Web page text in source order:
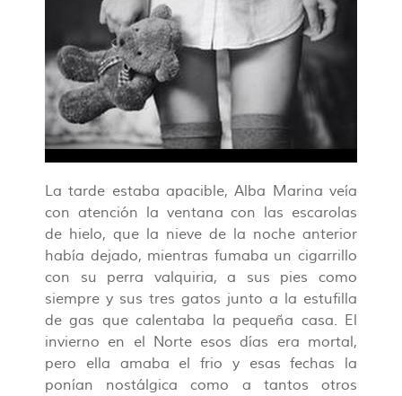
La tarde estaba apacible, Alba Marina veía
con atención la ventana con las escarolas
de hielo, que la nieve de la noche anterior
había dejado, mientras fumaba un cigarrillo
con su perra valquiria, a sus pies como
siempre y sus tres gatos junto a la estufilla
de gas que calentaba la pequeña casa. El
invierno en el Norte esos días era mortal,
pero ella amaba el frio y esas fechas la
ponían nostálgica como a tantos otros